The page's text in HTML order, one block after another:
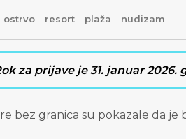
ostrvo resort plaža nudizam
za prijave je 31. januar 2026.
bez granica su pokazale da je